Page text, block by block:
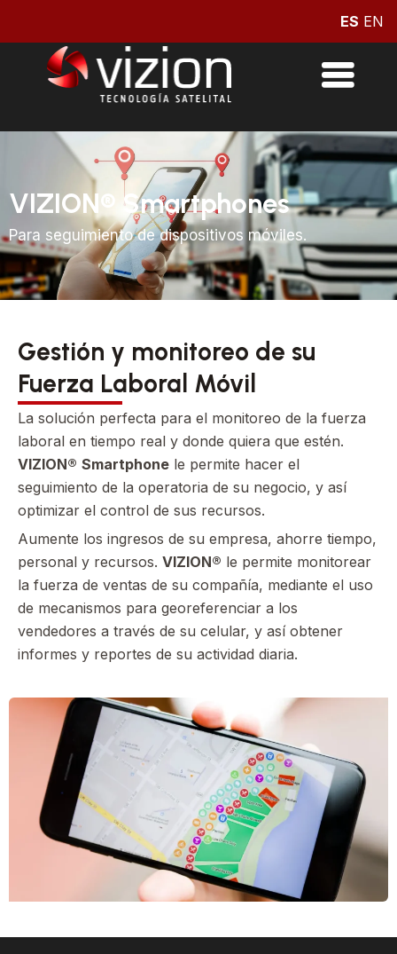
contenido
ES EN
VIZION® Smartphones
Para seguimiento de dispositivos móviles.
Gestión y monitoreo de su
Fuerza Laboral Móvil
La solución perfecta para el monitoreo de la fuerza
laboral en tiempo real y donde quiera que estén.
VIZION® Smartphone le permite hacer el
seguimiento de la operatoria de su negocio, y así
optimizar el control de sus recursos.
Aumente los ingresos de su empresa, ahorre tiempo,
personal y recursos. VIZION® le permite monitorear
la fuerza de ventas de su compañía, mediante el uso
de mecanismos para georeferenciar a los
vendedores a través de su celular, y así obtener
informes y reportes de su actividad diaria.